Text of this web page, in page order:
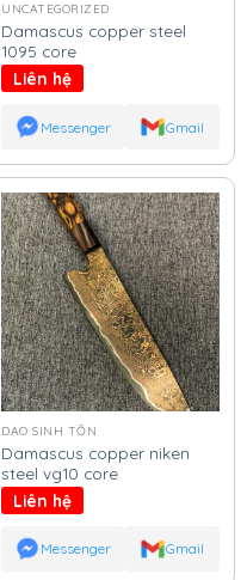
UNCATEGORIZED
Damascus copper steel
1095 core
Liên hệ
Messenger Gmail
DAO SINH TỒN
Damascus copper niken
steel vg10 core
Liên hệ
Messenger Gmail